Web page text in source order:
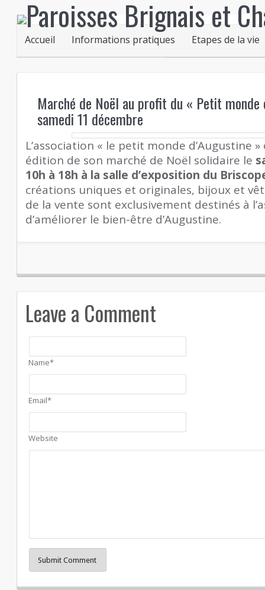
Accueil Informations pratiques Etapes de la vie
Marché de Noël au profit du « Petit monde
samedi 11 décembre
L’association « le petit monde d’Augustine
édition de son marché de Noël solidaire le
10h à 18h à la salle d’exposition du
créations uniques et originales, bijoux et
de la vente sont exclusivement destinés à
d’améliorer le bien-être d’Augustine.
Leave a Comment
Name*
Email*
Website
Submit Comment